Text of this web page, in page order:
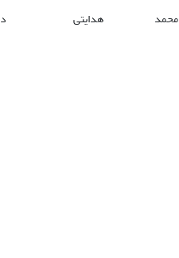
محمد
هدایتی